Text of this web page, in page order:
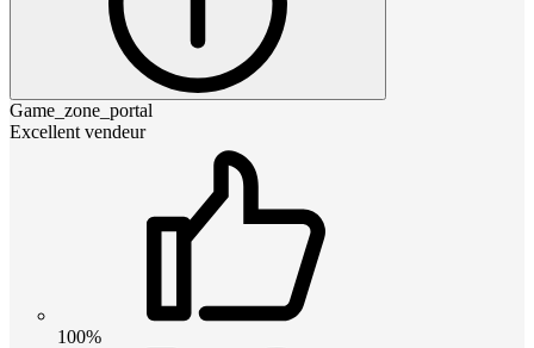
Game_zone_portal
Excellent vendeur
100%